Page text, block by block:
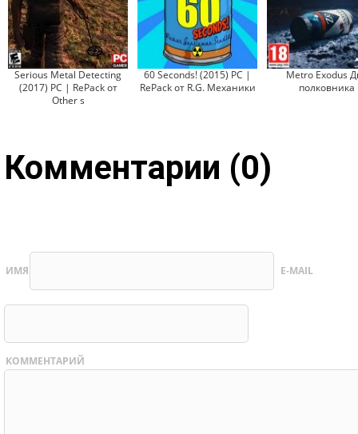
Serious Metal Detecting
(2017) PC | RePack от
Other s
60 Seconds! (2015) PC |
RePack от R.G. Механики
Metro Exodus
полковника
Комментарии (0)
ИМЯ E-MAIL
КОММЕНТАРИЙ